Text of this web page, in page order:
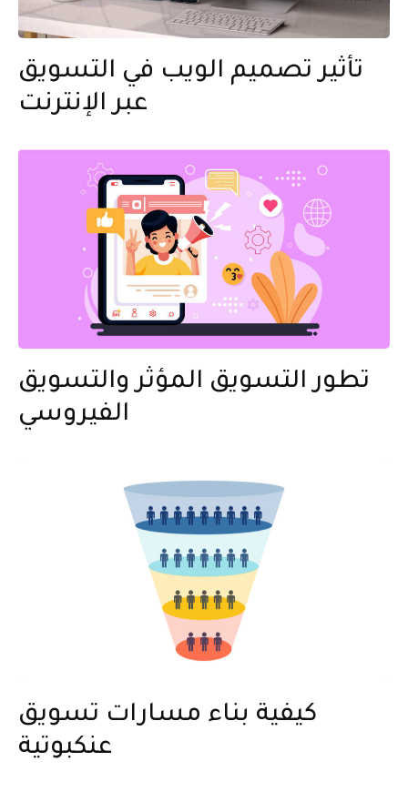
تأثير تصميم الويب في التسويق
عبر الإنترنت
تطور التسويق المؤثر والتسويق
الفيروسي
كيفية بناء مسارات تسويق
عنكبوتية